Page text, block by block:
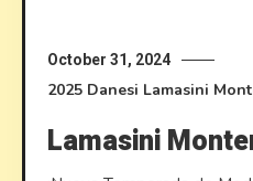
October 31, 2024
2025 Danesi Lamasini
Lamasini